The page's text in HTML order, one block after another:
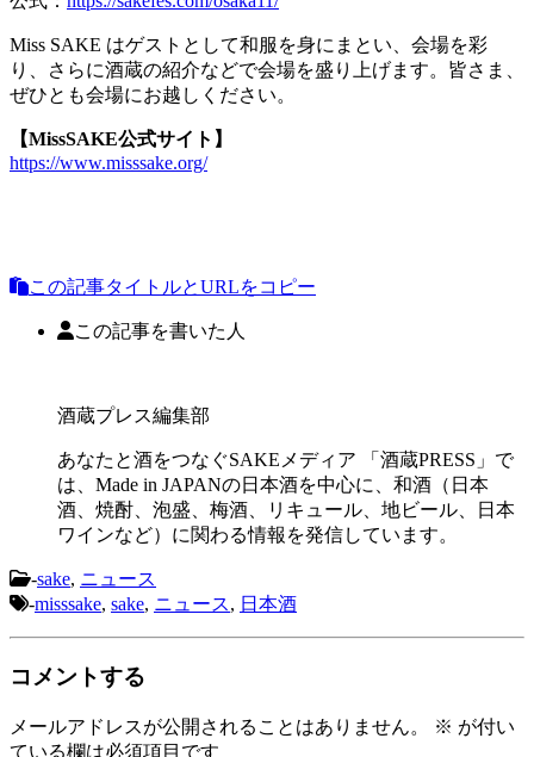
Miss SAKE はゲストとして和服を身にまとい、会場を彩
り、さらに酒蔵の紹介などで会場を盛り上げます。皆さま、
ぜひとも会場にお越しください。
【MissSAKE公式サイト】
https://www.misssake.org/
この記事タイトルとURLをコピー
この記事を書いた人
酒蔵プレス編集部
あなたと酒をつなぐSAKEメディア 「酒蔵PRESS」で
は、Made in JAPANの日本酒を中心に、和酒（日本
酒、焼酎、泡盛、梅酒、リキュール、地ビール、日本
ワインなど）に関わる情報を発信しています。
-sake, ニュース
-misssake, sake, ニュース, 日本酒
コメントする
メールアドレスが公開されることはありません。 ※ が付い
ている欄は必須項目です